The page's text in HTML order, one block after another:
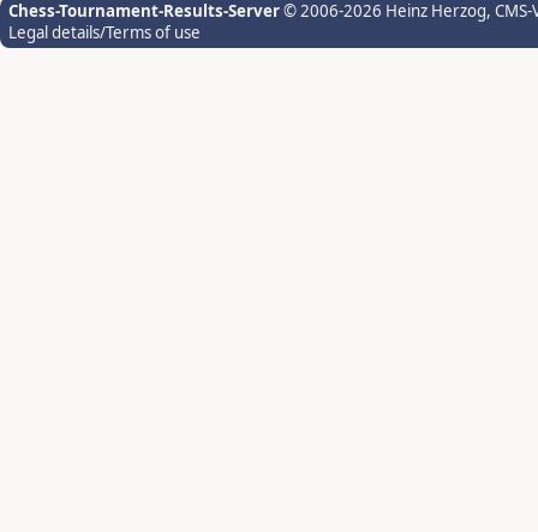
Chess-Tournament-Results-Server© 2006-2026 Heinz Herzog,
Legal details/Terms of use